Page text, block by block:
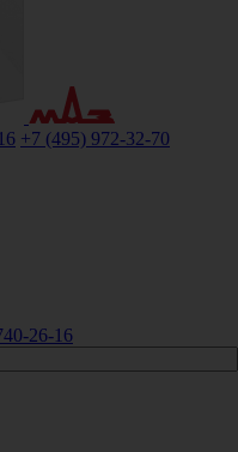
+7 (495) 972-32-70
26-16